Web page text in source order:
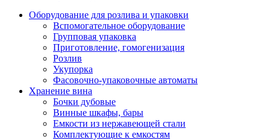
Оборудование для розлива и упаковки
Вспомогательное оборудование
Групповая упаковка
Приготовление, гомогенизация
Розлив
Укупорка
Фасовочно-упаковочные автоматы
Хранение вина
Бочки дубовые
Винные шкафы, бары
Емкости из нержавеющей стали
Комплектующие к емкостям